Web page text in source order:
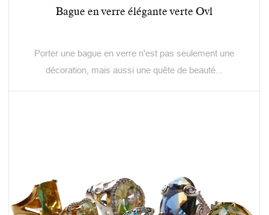
Bague en verre élégante verte Ovl
Porter une bague en verre n'est pas seulement une
décoration, mais aussi une quête de beauté...